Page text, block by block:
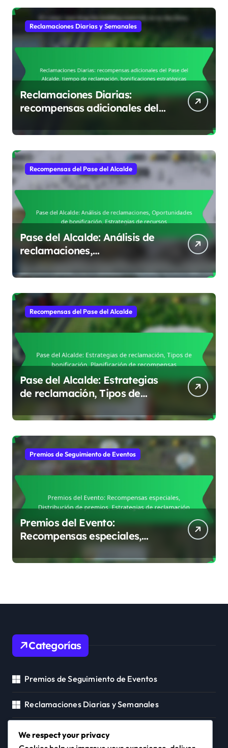
Reclamaciones Diarias y Semanales
Reclamaciones Diarias:
recompensas adicionales del
reclamación, bonificaciones
estratégicas
Recompensas del Pase del Alcalde
Pase del Alcalde: Análisis de
reclamaciones,
Oportunidades de
bonificación, Estrategias de
recursos
Recompensas del Pase del Alcalde
Pase del Alcalde: Estrategias
de reclamación, Tipos de
bonificación, Planificación de
recompensas
Premios de Seguimiento de Eventos
Premios del Evento:
Recompensas especiales,
Distribución de premios,
Estrategias de reclamación
Categorías
Premios de Seguimiento de Eventos
Reclamaciones Diarias y Semanales
Recompensas del Pase del Alcalde
We respect your privacy